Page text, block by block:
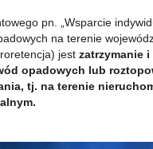
pn. „Wsparcie
na terenie
jest zatrzymanie i
opadowych lub
tj. na terenie